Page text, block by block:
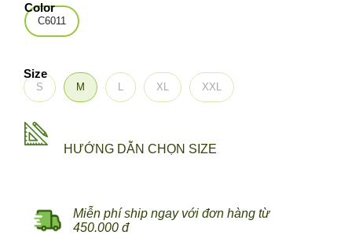
S M L XL XXL
Size
C6011
Color
HƯỚNG DẪN CHỌN SIZE
Miễn phí ship ngay với đơn hàng từ
450.000 đ